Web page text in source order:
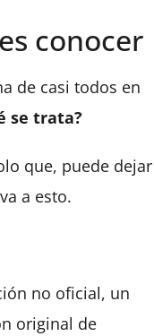
conocer
de casi todos en
se trata?
que, puede dejar
a esto.
no oficial, un
original de